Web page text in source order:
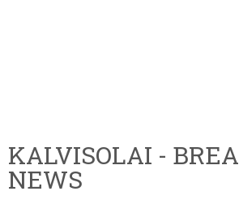
KALVISOLAI -
NEWS